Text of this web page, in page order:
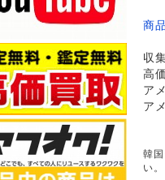
商
収
高
ア
ア
韓
い。